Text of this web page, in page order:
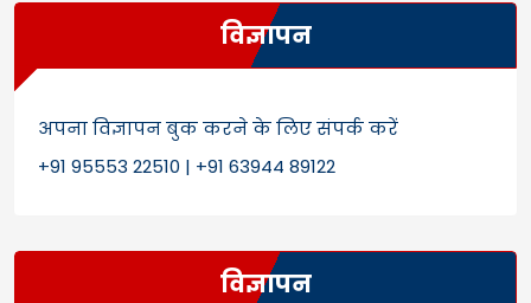
विज्ञापन
अपना विज्ञापन बुक करने के लिए संपर्क करें
+91 95553 22510 | +91 63944 89122
विज्ञापन